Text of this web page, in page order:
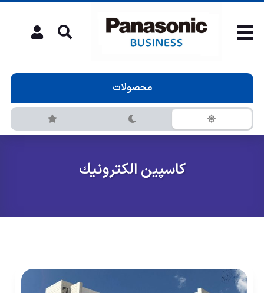
محصولات
كاسپين الكترونيك